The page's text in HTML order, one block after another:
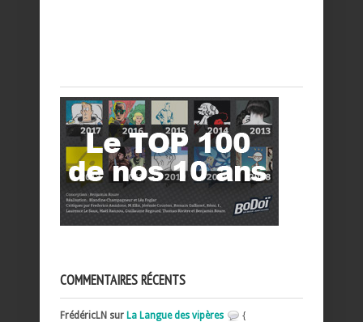
COMMENTAIRES RÉCENTS
FrédéricLN sur La Langue des vipères
{